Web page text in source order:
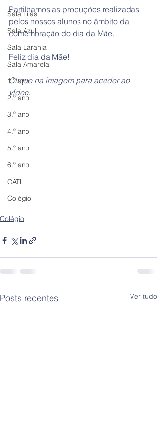
Sala Lilás
Sala Azul
Sala Laranja
Sala Amarela
1.º ano
2.º ano
3.º ano
4.º ano
5.º ano
6.º ano
CATL
Colégio
Partilhamos as produções realizadas
pelos nossos alunos no âmbito da
comemoração do dia da Mãe.
Feliz dia da Mãe!
Clique na imagem para aceder ao
vídeo.
Colégio
Posts recentes Ver tudo